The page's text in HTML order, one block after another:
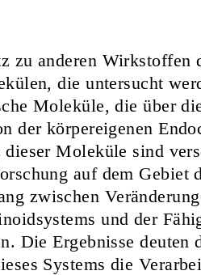
zu anderen Wirkstoffen
die untersucht
Moleküle, die über
der körpereigenen
Moleküle sind
auf dem Gebiet
zwischen
und der
Die Ergebnisse
Systems die